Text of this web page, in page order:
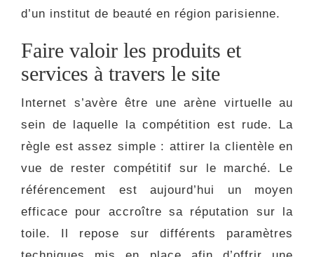
d’un institut de beauté en région parisienne.
Faire valoir les produits et
services à travers le site
Internet s’avère être une arène virtuelle au
sein de laquelle la compétition est rude. La
règle est assez simple : attirer la clientèle en
vue de rester compétitif sur le marché. Le
référencement est aujourd’hui un moyen
efficace pour accroître sa réputation sur la
toile. Il repose sur différents paramètres